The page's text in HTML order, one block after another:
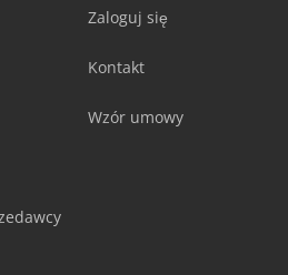
Zaloguj się
Kontakt
Wzór umowy